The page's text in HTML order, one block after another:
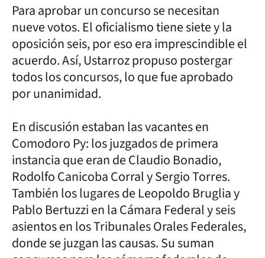
Para aprobar un concurso se necesitan
nueve votos. El oficialismo tiene siete y la
oposición seis, por eso era imprescindible el
acuerdo. Así, Ustarroz propuso postergar
todos los concursos, lo que fue aprobado
por unanimidad.
En discusión estaban las vacantes en
Comodoro Py: los juzgados de primera
instancia que eran de Claudio Bonadio,
Rodolfo Canicoba Corral y Sergio Torres.
También los lugares de Leopoldo Bruglia y
Pablo Bertuzzi en la Cámara Federal y seis
asientos en los Tribunales Orales Federales,
donde se juzgan las causas. Su suman